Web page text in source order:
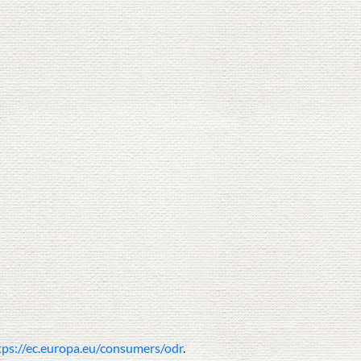
ec.europa.eu/consumers/odr.